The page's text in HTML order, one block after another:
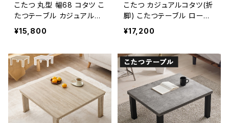
こたつ 丸型 幅68 コタツ こ
たつテーブル カジュアルこ
たつ 冬グッズ 冬アイテム
暖房器具 模様替え
¥15,800
こたつ カジュアルコタツ(折
脚) こたつテーブル ローテ
ーブル リビングテーブル ス
タイリッシュ 一人暮らし 幅
¥17,200